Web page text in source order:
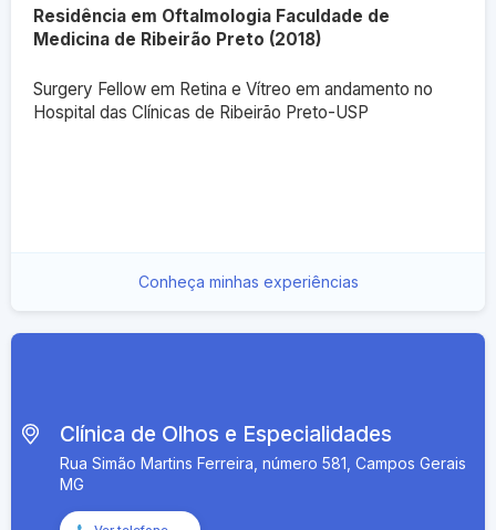
Conheça minhas experiências
Residência em Oftalmologia Faculdade de
Medicina de Ribeirão Preto (2018)
Surgery Fellow em Retina e Vítreo em andamento no
Hospital das Clínicas de Ribeirão Preto-USP
Clínica de Olhos e Especialidades
Rua Simão Martins Ferreira, número 581, Campos Gerais
MG